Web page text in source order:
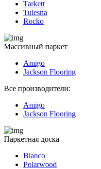
Tarkett
Tulesna
Rocko
Массивный паркет
Amigo
Jackson Flooring
Все производители:
Amigo
Jackson Flooring
Паркетная доска
Blanco
Polarwood